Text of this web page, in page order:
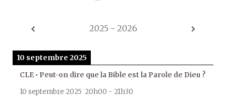
2025 - 2026
10 septembre 2025
CLE • Peut-on dire que la Bible est la Parole de Dieu ?
10 septembre 2025 20h00 - 21h30